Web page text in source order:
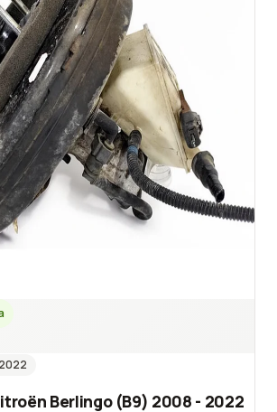
Berlingo (B9) 2008 - 2022